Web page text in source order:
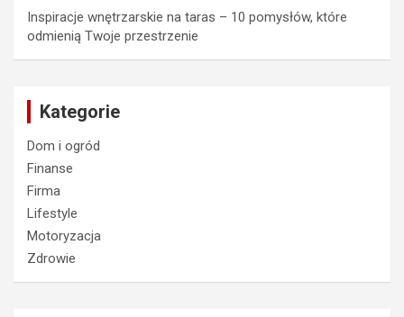
Inspiracje wnętrzarskie na taras – 10 pomysłów, które
odmienią Twoje przestrzenie
Kategorie
Dom i ogród
Finanse
Firma
Lifestyle
Motoryzacja
Zdrowie